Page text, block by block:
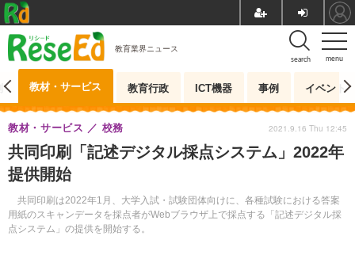
menu
search
教育業界ニュース
教材・サービス 教育行政 ICT機器 事例 イベント
共同印刷「記述デジタル採点システム」2022年
提供開始
共同印刷は2022年1月、大学入試・試験団体向けに、各種試験における答案
用紙のスキャンデータを採点者がWebブラウザ上で採点する「記述デジタル採
点システム」の提供を開始する。
教材・サービス 校務 2021.9.16 Thu 12:45